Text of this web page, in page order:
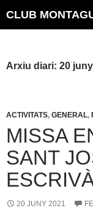
CLUB
Arxiu diari: 20
ACTIVITATS, GENERAL,
MISSA
SANT
20 JUNY 2021